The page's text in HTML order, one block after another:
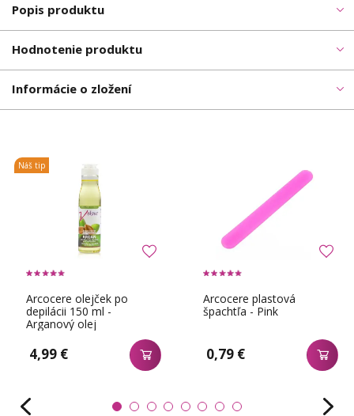
Popis produktu
Hodnotenie produktu
Informácie o zložení
Arcocere olejček po
depilácii 150 ml -
Arganový olej
4,99 €
Náš tip
Arcocere plastová
špachtľa - Pink
0,79 €